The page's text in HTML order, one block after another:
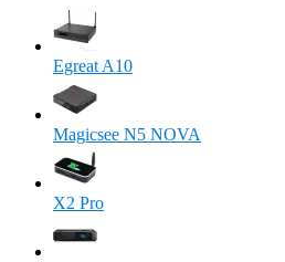
Egreat A10
Magicsee N5 NOVA
X2 Pro